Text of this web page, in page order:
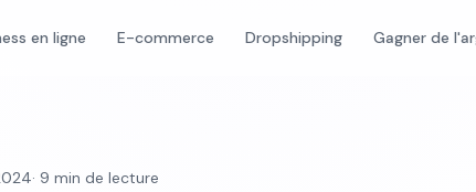
en ligne E-commerce Dropshipping Gagner de
· 9 min de lecture